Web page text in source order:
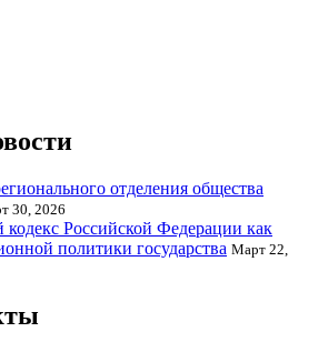
отделения общества
30, 2026
Российской Федерации как
политики государства Март 22,